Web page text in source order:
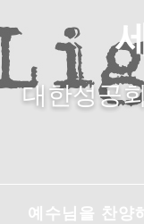
대한성공
예수님을 찬양